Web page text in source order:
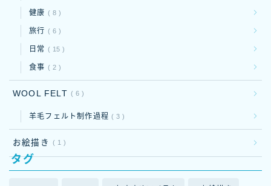
健康 8
旅行 6
日常 15
食事 2
WOOL FELT 6
羊毛フェルト制作過程 3
お絵描き 1
タグ